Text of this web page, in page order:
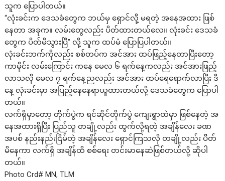
သူက ပြောပါတယ်။
“လုံးခင်းက ​ဒေသခံ​တွေက ဘယ်မှ ရှောင်လို့ မရတဲ့ အ​နေအထား ဖြစ်​
နေတာ အခုက။ လမ်း​တွေလည်း ပိတ်ထားတယ်​လေ။ လုံးခင်း ​ဒေသခံ​
တွေက ပိတ်မိသွားပြီ” လို့ သူက ထပ်မံ ပြောပြပါတယ်။
လုံးခင်းဘက်ကိုလည်း စစ်​တပ်က အင်အား ထပ်ဖြည့်​နေတာပြီး​တော့
ကာမိုင်း လမ်း​ကြောင်း က​နေ မေလ ၆ ရက်နေ့ကလည်း အင်အားဖြည့်
လာသလို မေလ ၇ ရက်နေ့ညလည်း အင်အား ထပ်​ရေရောက်လာပြီး ဒီ​
နေ့ လုံးခင်းမှာ အပြည့်​နေနေရာယူထားတယ်လို့ ဒေသခံတွေက ပြောပါ
တယ်။
လက်ရှိမှာ​တော့ တိုက်ပွဲက ရင်ဆိုင်တိုက်ပွဲ ​ကျေးရွာထဲမှာ ဖြစ်​နေတဲ့ အ​
နေအထားရှိပြီး ပြည်သူ တချို့လည်း ထွက်လို့ရတဲ့ အချိန်​လေး ခဏ
အပစ် နည်းနည်းငြိမ်တဲ့ အချိန်​လေး​ ရှောင်ကြသလို တချို့လည်း ပိိတ်
မိ​နေကာ လက်ရှိ အချိန်ထိ စစ်​ရေး တင်းမာ​နေဆဲ​ဖြစ်တယ်လို့ ဆိုပါ
တယ်။
Photo Crd# MN, TLM